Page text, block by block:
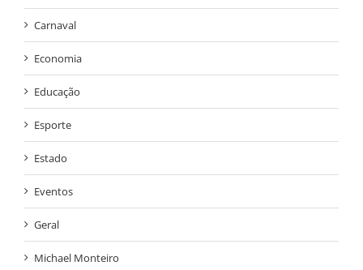
Carnaval
Economia
Educação
Esporte
Estado
Eventos
Geral
Michael Monteiro